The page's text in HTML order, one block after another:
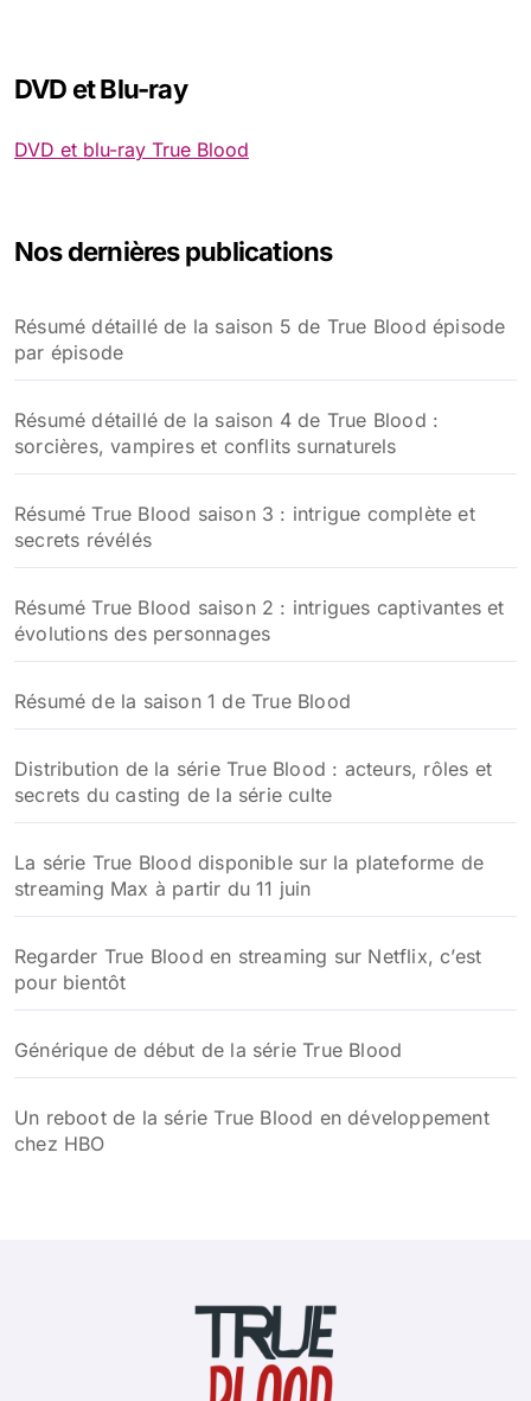
DVD et Blu-ray
DVD et blu-ray True Blood
Nos dernières publications
Résumé détaillé de la saison 5 de True Blood épisode
par épisode
Résumé détaillé de la saison 4 de True Blood :
sorcières, vampires et conflits surnaturels
Résumé True Blood saison 3 : intrigue complète et
secrets révélés
Résumé True Blood saison 2 : intrigues captivantes et
évolutions des personnages
Résumé de la saison 1 de True Blood
Distribution de la série True Blood : acteurs, rôles et
secrets du casting de la série culte
La série True Blood disponible sur la plateforme de
streaming Max à partir du 11 juin
Regarder True Blood en streaming sur Netflix, c’est
pour bientôt
Générique de début de la série True Blood
Un reboot de la série True Blood en développement
chez HBO